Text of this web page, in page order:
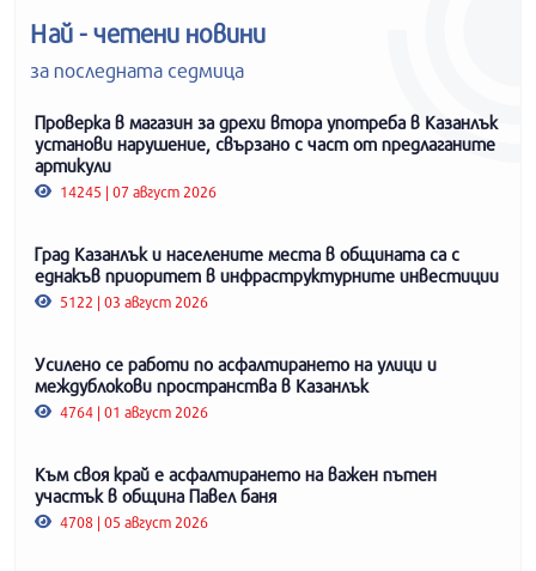
Най - четени новини
за последната седмица
Проверка в магазин за дрехи втора употреба в Казанлък
установи нарушение, свързано с част от предлаганите
артикули
14245 | 07 август 2026
Град Казанлък и населените места в общината са с
еднакъв приоритет в инфраструктурните инвестиции
5122 | 03 август 2026
Усилено се работи по асфалтирането на улици и
междублокови пространства в Казанлък
4764 | 01 август 2026
Към своя край е асфалтирането на важен пътен
участък в община Павел баня
4708 | 05 август 2026